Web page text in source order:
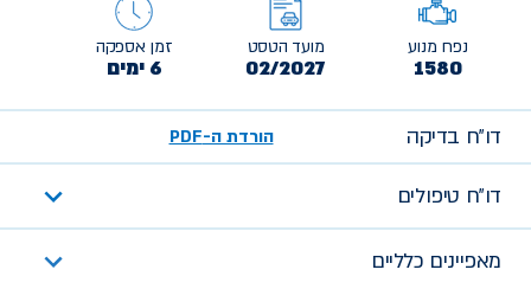
נפח מנוע
1580
מועד הטסט
02/2027
זמן אספקה
6 ימים
דו״ח בדיקה הורדת ה-PDF
דו״ח טיפולים
מאפיינים כלליים